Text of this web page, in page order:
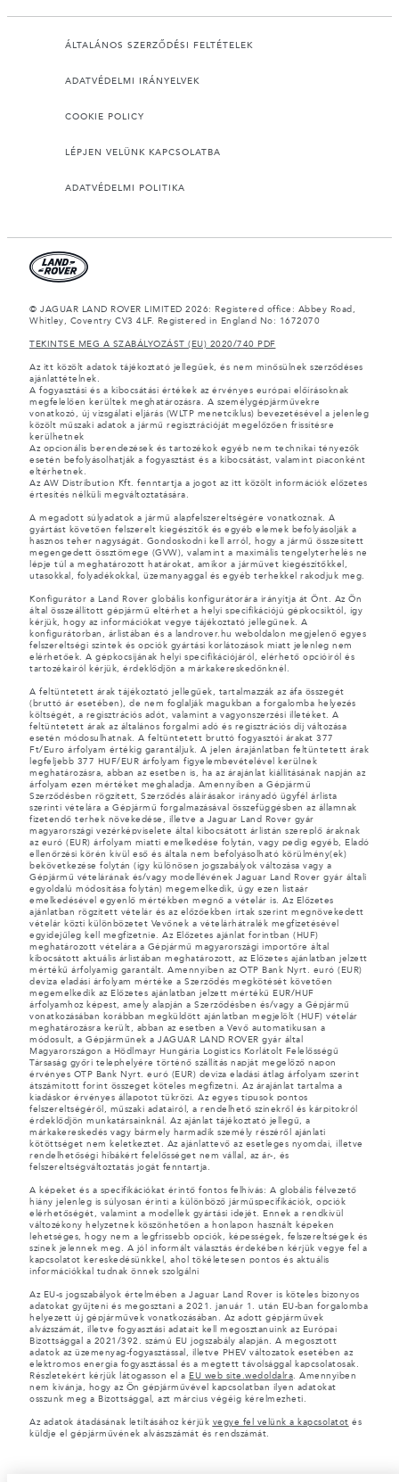
ÁLTALÁNOS SZERZŐDÉSI FELTÉTELEK
ADATVÉDELMI IRÁNYELVEK
COOKIE POLICY
LÉPJEN VELÜNK KAPCSOLATBA
ADATVÉDELMI POLITIKA
© JAGUAR LAND ROVER LIMITED 2026: Registered office: Abbey Road,
Whitley, Coventry CV3 4LF. Registered in England No: 1672070
TEKINTSE MEG A SZABÁLYOZÁST (EU) 2020/740 PDF
Az itt közölt adatok tájékoztató jellegűek, és nem minősülnek szerződéses
ajánlattételnek.
A fogyasztási és a kibocsátási értékek az érvényes európai előírásoknak
megfelelően kerültek meghatározásra. A személygépjárművekre
vonatkozó, új vizsgálati eljárás (WLTP menetciklus) bevezetésével a jelenleg
közölt műszaki adatok a jármű regisztrációját megelőzően frissítésre
kerülhetnek
Az opcionális berendezések és tartozékok egyéb nem technikai tényezők
esetén befolyásolhatják a fogyasztást és a kibocsátást, valamint piaconként
eltérhetnek.
Az AW Distribution Kft. fenntartja a jogot az itt közölt információk előzetes
értesítés nélküli megváltoztatására.
A megadott súlyadatok a jármű alapfelszereltségére vonatkoznak. A
gyártást követően felszerelt kiegészítők és egyéb elemek befolyásolják a
hasznos teher nagyságát. Gondoskodni kell arról, hogy a jármű összesített
megengedett össztömege (GVW), valamint a maximális tengelyterhelés ne
lépje túl a meghatározott határokat, amikor a járművet kiegészítőkkel,
utasokkal, folyadékokkal, üzemanyaggal és egyéb terhekkel rakodjuk meg.
Konfigurátor a Land Rover globális konfigurátorára irányítja át Önt. Az Ön
által összeállított gépjármű eltérhet a helyi specifikációjú gépkocsiktól, így
kérjük, hogy az információkat vegye tájékoztató jellegűnek. A
konfigurátorban, árlistában és a landrover.hu weboldalon megjelenő egyes
felszereltségi szintek és opciók gyártási korlátozások miatt jelenleg nem
elérhetőek. A gépkocsijának helyi specifikációjáról, elérhető opcióiról és
tartozékairól kérjük, érdeklődjön a márkakereskedőnknél.
A feltüntetett árak tájékoztató jellegűek, tartalmazzák az áfa összegét
(bruttó ár esetében), de nem foglalják magukban a forgalomba helyezés
költségét, a regisztrációs adót, valamint a vagyonszerzési illetéket. A
feltüntetett árak az általános forgalmi adó és regisztrációs díj változása
esetén módosulhatnak. A feltüntetett bruttó fogyasztói árakat 377
Ft/Euro árfolyam értékig garantáljuk. A jelen árajánlatban feltüntetett árak
legfeljebb 377 HUF/EUR árfolyam figyelembevételével kerülnek
meghatározásra, abban az esetben is, ha az árajánlat kiállításának napján az
árfolyam ezen mértéket meghaladja. Amennyiben a Gépjármű
Szerződésben rögzített, Szerződés aláírásakor irányadó ügyfél árlista
szerinti vételára a Gépjármű forgalmazásával összefüggésben az államnak
fizetendő terhek növekedése, illetve a Jaguar Land Rover gyár
magyarországi vezérképviselete által kibocsátott árlistán szereplő áraknak
az euró (EUR) árfolyam miatti emelkedése folytán, vagy pedig egyéb, Eladó
ellenőrzési körén kívül eső és általa nem befolyásolható körülmény(ek)
bekövetkezése folytán (így különösen jogszabályok változása vagy a
Gépjármű vételárának és/vagy modellévének Jaguar Land Rover gyár általi
egyoldalú módosítása folytán) megemelkedik, úgy ezen listaár
emelkedésével egyenlő mértékben megnő a vételár is. Az Előzetes
ajánlatban rögzített vételár és az előzőekben írtak szerint megnövekedett
vételár közti különbözetet Vevőnek a vételárhátralék megfizetésével
egyidejűleg kell megfizetnie. Az Előzetes ajánlat forintban (HUF)
meghatározott vételára a Gépjármű magyarországi importőre által
kibocsátott aktuális árlistában meghatározott, az Előzetes ajánlatban jelzett
mértékű árfolyamig garantált. Amennyiben az OTP Bank Nyrt. euró (EUR)
deviza eladási árfolyam mértéke a Szerződés megkötését követően
megemelkedik az Előzetes ajánlatban jelzett mértékű EUR/HUF
árfolyamhoz képest, amely alapján a Szerződésben és/vagy a Gépjármű
vonatkozásában korábban megküldött ajánlatban megjelölt (HUF) vételár
meghatározásra került, abban az esetben a Vevő automatikusan a
módosult, a Gépjárműnek a JAGUAR LAND ROVER gyár által
Magyarországon a Hödlmayr Hungária Logistics Korlátolt Felelősségű
Társaság győri telephelyére történő szállítás napját megelőző napon
érvényes OTP Bank Nyrt. euró (EUR) deviza eladási átlag árfolyam szerint
átszámított forint összeget köteles megfizetni. Az árajánlat tartalma a
kiadáskor érvényes állapotot tükrözi. Az egyes típusok pontos
felszereltségéről, műszaki adatairól, a rendelhető színekről és kárpitokról
érdeklődjön munkatársainknál. Az ajánlat tájékoztató jellegű, a
márkakereskedés vagy bármely harmadik személy részéről ajánlati
kötöttséget nem keletkeztet. Az ajánlattevő az esetleges nyomdai, illetve
rendelhetőségi hibákért felelősséget nem vállal, az ár-, és
felszereltségváltoztatás jogát fenntartja.
A képeket és a specifikációkat érintő fontos felhívás: A globális félvezető
hiány jelenleg is súlyosan érinti a különböző járműspecifikációk, opciók
elérhetőségét, valamint a modellek gyártási idejét. Ennek a rendkívül
változékony helyzetnek köszönhetően a honlapon használt képeken
lehetséges, hogy nem a legfrissebb opciók, képességek, felszereltségek és
színek jelennek meg. A jól informált választás érdekében kérjük vegye fel a
kapcsolatot kereskedésünkkel, ahol tökéletesen pontos és aktuális
információkkal tudnak önnek szolgálni
Az EU-s jogszabályok értelmében a Jaguar Land Rover is köteles bizonyos
adatokat gyűjteni és megosztani a 2021. január 1. után EU-ban forgalomba
helyezett új gépjárművek vonatkozásában. Az adott gépjárművek
alvázszámát, illetve fogyasztási adatait kell megosztanuink az Európai
Bizottsággal a 2021/392. számú EU jogszabály alapján. A megosztott
adatok az üzemenyag-fogyasztással, illetve PHEV változatok esetében az
elektromos energia fogyasztással és a megtett távolsággal kapcsolatosak.
Részletekért kérjük látogasson el a EU web site.wedoldalra . Amennyiben
nem kivánja, hogy az Ön gépjárművével kapcsolatban ilyen adatokat
osszunk meg a Bizottsággal, azt március végéig kérelmezheti.
Az adatok átadásának letiltásához kérjük vegye fel velünk a kapcsolatot és
küldje el gépjárművének alvászszámát és rendszámát.